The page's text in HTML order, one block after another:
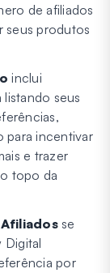
de afiliados
seus produtos
inclui
seus
para incentivar
e trazer
topo da
se
Digital
por